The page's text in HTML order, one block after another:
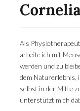
Als
arbeite ich mit
werden und zu
dem Naturerlebnis,
selbst in der Mitte
unterstützt mich